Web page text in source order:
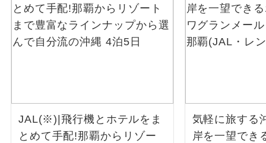
JAL(※)|飛行機とホテルをま
とめて手配!那覇からリゾー
気軽に旅する
岸を一望でき